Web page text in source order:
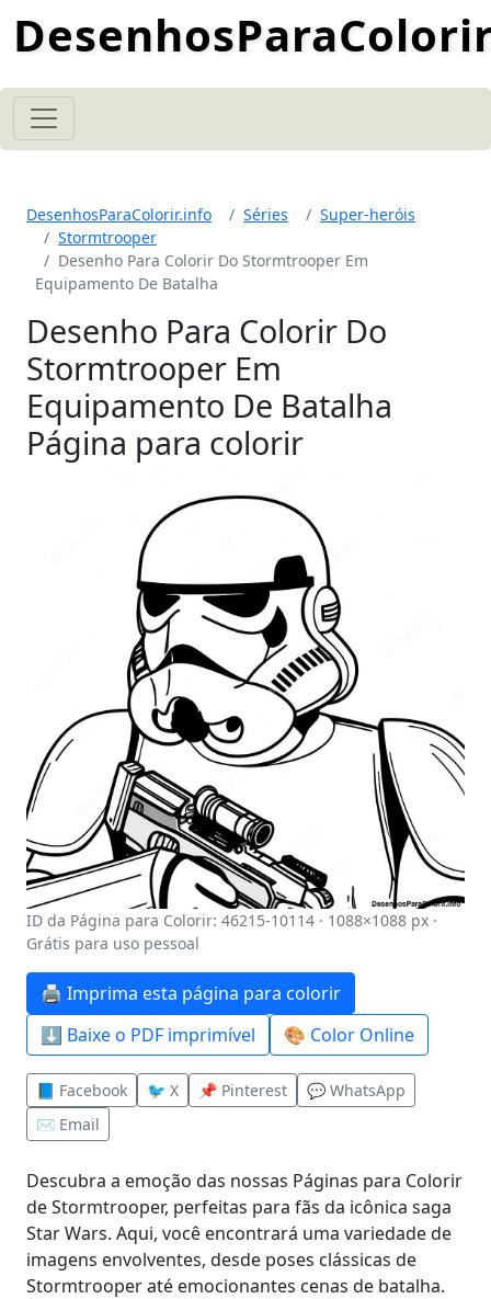
DesenhosParaColorir.info Séries
Super-heróis
Stormtrooper
Desenho Para Colorir Do Stormtrooper Em
Equipamento De Batalha
Desenho Para Colorir Do
Stormtrooper Em
Equipamento De Batalha
Página para colorir
ID da Página para Colorir: 46215-10114 · 1088×1088 px ·
Grátis para uso pessoal
🖨️ Imprima esta página para colorir
⬇️ Baixe o PDF imprimível
🎨 Color Online
📘 Facebook 🐦 X 📌 Pinterest
💬 WhatsApp
✉️ Email
Descubra a emoção das nossas Páginas para Colorir
de Stormtrooper, perfeitas para fãs da icônica saga
Star Wars. Aqui, você encontrará uma variedade de
imagens envolventes, desde poses clássicas de
Stormtrooper até emocionantes cenas de batalha.